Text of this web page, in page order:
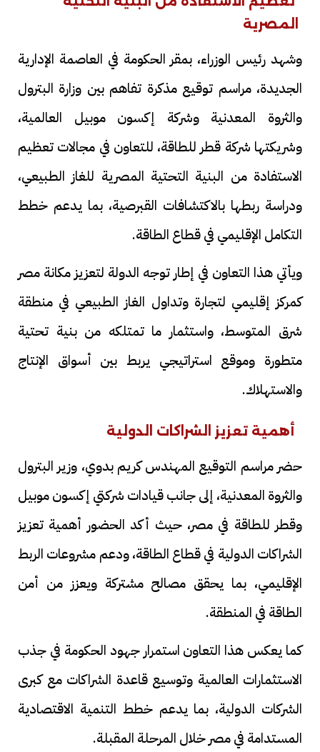
المصرية
وشهد رئيس الوزراء، بمقر الحكومة في العاصمة الإدارية
الجديدة، مراسم توقيع مذكرة تفاهم بين وزارة البترول
والثروة المعدنية وشركة إكسون موبيل العالمية،
وشريكتها شركة قطر للطاقة، للتعاون في مجالات تعظيم
الاستفادة من البنية التحتية المصرية للغاز الطبيعي،
ودراسة ربطها بالاكتشافات القبرصية، بما يدعم خطط
التكامل الإقليمي في قطاع الطاقة.
ويأتي هذا التعاون في إطار توجه الدولة لتعزيز مكانة مصر
كمركز إقليمي لتجارة وتداول الغاز الطبيعي في منطقة
شرق المتوسط، واستثمار ما تمتلكه من بنية تحتية
متطورة وموقع استراتيجي يربط بين أسواق الإنتاج
والاستهلاك.
أهمية تعزيز الشراكات الدولية
حضر مراسم التوقيع المهندس كريم بدوي، وزير البترول
والثروة المعدنية، إلى جانب قيادات شركتي إكسون موبيل
وقطر للطاقة في مصر، حيث أكد الحضور أهمية تعزيز
الشراكات الدولية في قطاع الطاقة، ودعم مشروعات الربط
الإقليمي، بما يحقق مصالح مشتركة ويعزز من أمن
الطاقة في المنطقة.
كما يعكس هذا التعاون استمرار جهود الحكومة في جذب
الاستثمارات العالمية وتوسيع قاعدة الشراكات مع كبرى
الشركات الدولية، بما يدعم خطط التنمية الاقتصادية
المستدامة في مصر خلال المرحلة المقبلة.